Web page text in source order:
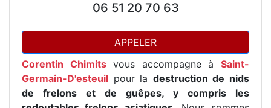
06 51 20 70 63
APPELER
Corentin Chimitsvous accompagne àSaint-
Germain-D'esteuil pour la destruction de nids
de frelons et de guêpes, y compris les